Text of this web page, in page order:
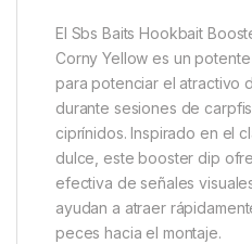
El Sbs Baits Hookbait
Corny Yellow es un
para potenciar el atractivo
durante sesiones de
ciprínidos. Inspirado en el
dulce, este booster dip
efectiva de señales
ayudan a atraer
peces hacia el montaje.